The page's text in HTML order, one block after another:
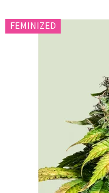
FEMINIZED